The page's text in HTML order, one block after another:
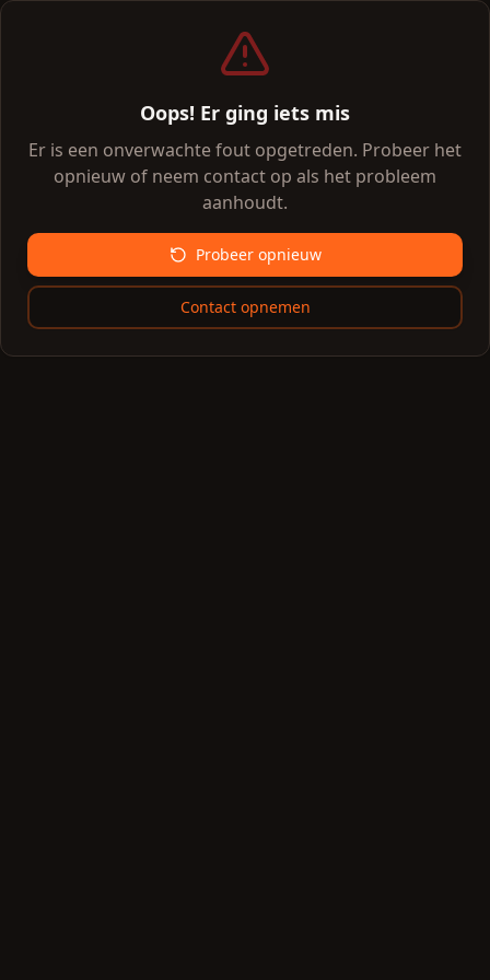
Oops! Er ging iets mis
Er is een onverwachte fout opgetreden. Probeer het
opnieuw of neem contact op als het probleem
aanhoudt.
Probeer opnieuw
Contact opnemen